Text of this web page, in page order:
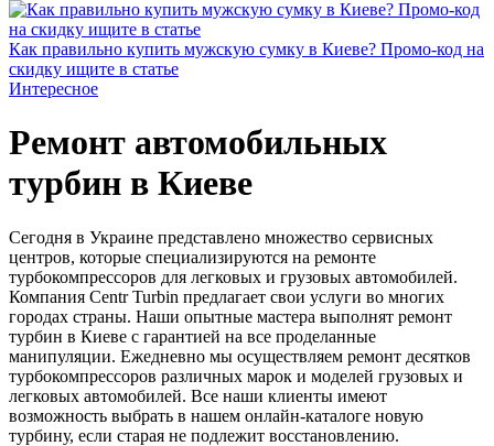
Как правильно купить мужскую сумку в Киеве? Промо-код на
скидку ищите в статье
Интересное
Ремонт автомобильных
турбин в Киеве
Сегодня в Украине представлено множество сервисных
центров, которые специализируются на ремонте
турбокомпрессоров для легковых и грузовых автомобилей.
Компания Centr Turbin предлагает свои услуги во многих
городах страны. Наши опытные мастера выполнят ремонт
турбин в Киеве с гарантией на все проделанные
манипуляции. Ежедневно мы осуществляем ремонт десятков
турбокомпрессоров различных марок и моделей грузовых и
легковых автомобилей. Все наши клиенты имеют
возможность выбрать в нашем онлайн-каталоге новую
турбину, если старая не подлежит восстановлению.